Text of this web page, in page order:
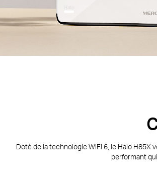
Une
Rien de pire qu'une connexion Internet
comme un système unifié pour garantir un
Doté de la technologie WiFi 6, le Halo
performant